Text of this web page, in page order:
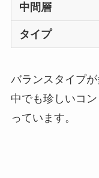
中間層
タイプ
バランスタイプ
中でも珍しいコ
っています。